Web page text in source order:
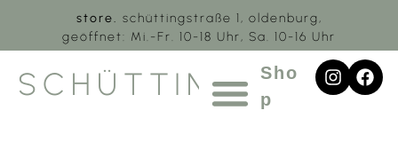
store. schüttingstraße 1, oldenburg,
geöffnet: Mi.-Fr. 10-18 Uhr, Sa. 10-16 Uhr
SCHÜTTING.1Sho
p